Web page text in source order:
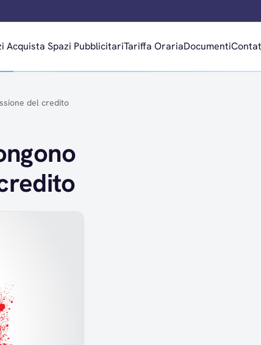
Acquista Spazi PubblicitariTariffa OrariaDocumenti
del credito